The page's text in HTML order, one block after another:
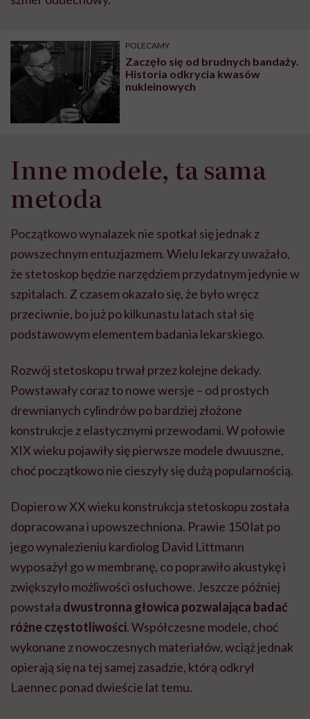
POLECAMY
Zaczęło się od brudnych bandaży.
Historia odkrycia kwasów
nukleinowych
Inne modele, ta sama
metoda
Początkowo wynalazek nie spotkał się jednak z
powszechnym entuzjazmem. Wielu lekarzy uważało,
że stetoskop będzie narzędziem przydatnym jedynie w
szpitalach. Z czasem okazało się, że było wręcz
przeciwnie, bo już po kilkunastu latach stał się
podstawowym elementem badania lekarskiego.
Rozwój stetoskopu trwał przez kolejne dekady.
Powstawały coraz to nowe wersje – od prostych
drewnianych cylindrów po bardziej złożone
konstrukcje z elastycznymi przewodami. W połowie
XIX wieku pojawiły się pierwsze modele dwuuszne,
choć początkowo nie cieszyły się dużą popularnością.
Dopiero w XX wieku konstrukcja stetoskopu została
dopracowana i upowszechniona. Prawie 150 lat po
jego wynalezieniu kardiolog David Littmann
wyposażył go w membranę, co poprawiło akustykę i
zwiększyło możliwości osłuchowe. Jeszcze później
powstała dwustronna głowica pozwalająca badać
różne częstotliwości. Współczesne modele, choć
wykonane z nowoczesnych materiałów, wciąż jednak
opierają się na tej samej zasadzie, którą odkrył
Laennec ponad dwieście lat temu.